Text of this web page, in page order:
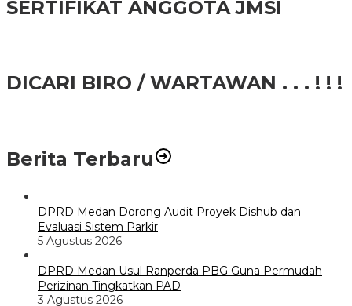
SERTIFIKAT ANGGOTA JMSI
DICARI BIRO / WARTAWAN . . . ! ! !
Berita Terbaru
DPRD Medan Dorong Audit Proyek Dishub dan
Evaluasi Sistem Parkir
5 Agustus 2026
DPRD Medan Usul Ranperda PBG Guna Permudah
Perizinan Tingkatkan PAD
3 Agustus 2026